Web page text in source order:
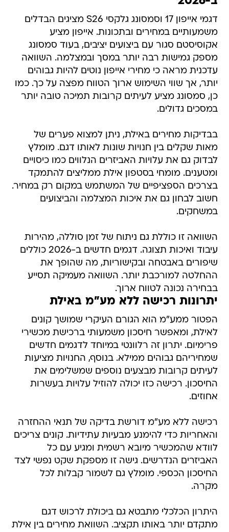
דגמי אייפון 17 וסמסונג גלקסי S26 מציגים הבדלים
משמעותיים במחירים ובתכונות. אייפון מציע
אקוסיסטם סגור עם ביצועים יציבים, בעוד סמסונג
מספק גמישות רבה יותר במסך ובמצלמה. השוואה
עדכנית מראה כי מחירי אייפון נוטים להיות גבוהים
יותר, אך שווי השימוש ארוך הטווח מפצה על כך. כמו
כן, סמסונג מציע לעיתים קרובות תמיכה טובה יותר
במסכים גדולים.
בבדיקות מחירים באילת, ניתן למצוא פערים של
מאות שקלים בין חנויות שונות לאותו דגם. מומלץ
לבדוק גם את עלויות האביזרים הנלווים כמו כיסויים
ומטענים. מומחי בסטפון אילת ממליצים להתמקד
בצרכים הספציפיים של המשתמש במקום רק במחיר.
חשוב לבחון גם את איכות המצלמה והביצועים
במשחקים.
השוואה זו כוללת גם ניתוח של זמן סוללה, מהירות
עיבוד ואיכות תצוגה. דגמים חדשים ב-2026 כוללים
שיפורים באבטחה ובקישוריות, מה שהופך את
ההחלטה למורכבת יותר. השוואה מעמיקה תסייע
בבחירה נכונה לטווח ארוך.
יתרונות רכישה ללא מע"מ באילת
הפטור ממע"מ הוא הגורם העיקרי שמושך קונים
לאילת, ומאפשר חיסכון משמעותי ברכישת מכשירי
פרימיום. יתרון זה רלוונטי במיוחד לדגמים חדשים
שמחיריהם גבוהים ממילא. בנוסף, החנויות מציעות
לעיתים קרובות מבצעים נוספים שמשלימים את
החיסכון. רכישה כזו יכולה להוזיל עלויות בעשרות
אחוזים.
רכישה ללא מע"מ דורשת בדיקה של תנאי ההחזרה
והאחריות כדי להימנע מבעיות עתידיות. קונים צריכים
לוודא שהמכשיר מיובא רשמית ומגיע עם כל
האביזרים הנדרשים. גישה זו מספקת שקט נפשי לצד
החיסכון הכספי. מומלץ גם לשמור קבלות לכל
מקרה.
היתרון הכלכלי מתבטא גם ביכולת לרכוש דגם
מתקדם יותר באותו תקציב. השוואת מחירים בין אילת